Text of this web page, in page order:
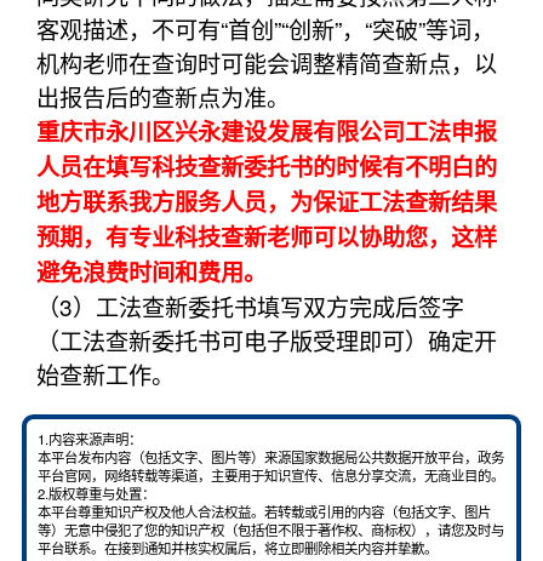
客观描述，不可有“首创”“创新”，“突破”等词，
机构老师在查询时可能会调整精简查新点，以
出报告后的查新点为准。
重庆市永川区兴永建设发展有限公司工法申报
人员在填写科技查新委托书的时候有不明白的
地方联系我方服务人员，为保证工法查新结果
预期，有专业科技查新老师可以协助您，这样
避免浪费时间和费用。
（3）工法查新委托书填写双方完成后签字
（工法查新委托书可电子版受理即可）确定开
始查新工作。
1.内容来源声明：
本平台发布内容（包括文字、图片等）来源国家数据局公共数据开放平台，政务
平台官网，网络转载等渠道，主要用于知识宣传、信息分享交流，无商业目的。
2.版权尊重与处置：
本平台尊重知识产权及他人合法权益。若转载或引用的内容（包括文字、图片
等）无意中侵犯了您的知识产权（包括但不限于著作权、商标权），请您及时与
平台联系。在接到通知并核实权属后，将立即删除相关内容并挚歉。